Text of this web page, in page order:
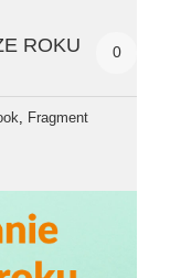
ROKU
0
, Fragment